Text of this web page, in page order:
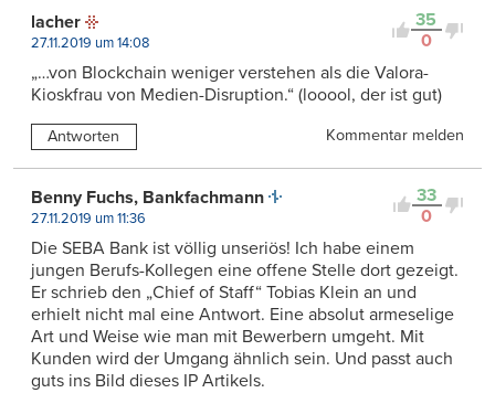
35
0
lacher
27.11.2019 um 14:08
„…von Blockchain weniger verstehen als die Valora-
Kioskfrau von Medien-Disruption.“ (looool, der ist gut)
Antworten Kommentar melden
33
0
Benny Fuchs, Bankfachmann
27.11.2019 um 11:36
Die SEBA Bank ist völlig unseriös! Ich habe einem
jungen Berufs-Kollegen eine offene Stelle dort gezeigt.
Er schrieb den „Chief of Staff“ Tobias Klein an und
erhielt nicht mal eine Antwort. Eine absolut armeselige
Art und Weise wie man mit Bewerbern umgeht. Mit
Kunden wird der Umgang ähnlich sein. Und passt auch
guts ins Bild dieses IP Artikels.